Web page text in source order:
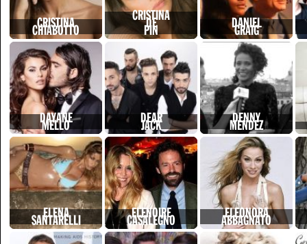
CRISTINA
CHIABOTTO
CRISTINA
DE
PIN DANIEL
GRAIG
DAYANE
MELLO DEAR
JACK DENNY
MENDEZ
ELENA
SANTARELLI ELENOIRE
CASALEGNO ELEONORA
ABBAGNATO